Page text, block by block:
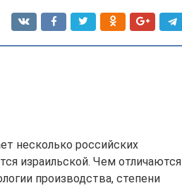
несколько российских
израильской. Чем отличаются
производства, степени